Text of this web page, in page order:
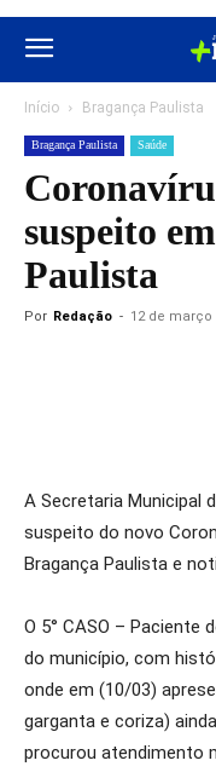
Início Bragança Paulista
Bragança Paulista Saúde
suspeito
Paulista
Por Redação - 12 de março
A Secretaria Municipal
suspeito do novo
Bragança Paulista e
O 5° CASO – Paciente
do município, com
onde em (10/03)
garganta e coriza)
procurou atendimento